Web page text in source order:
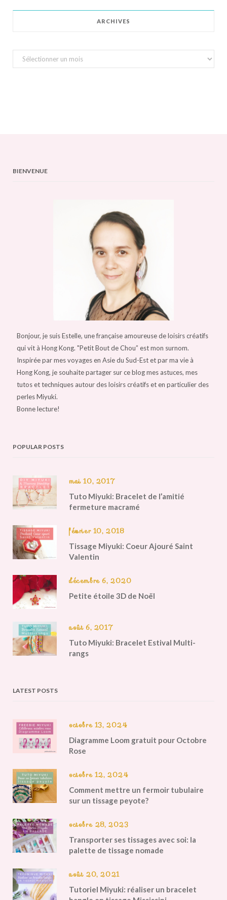
ARCHIVES
Archives
BIENVENUE
Bonjour, je suis Estelle, une française amoureuse de loisirs créatifs
qui vit à Hong Kong. "Petit Bout de Chou” est mon surnom.
Inspirée par mes voyages en Asie du Sud-Est et par ma vie à
Hong Kong, je souhaite partager sur ce blog mes astuces, mes
tutos et techniques autour des loisirs créatifs et en particulier des
perles Miyuki.
Bonne lecture!
POPULAR POSTS
mai 10, 2017
Tuto Miyuki: Bracelet de l’amitié
fermeture macramé
février 10, 2018
Tissage Miyuki: Coeur Ajouré Saint
Valentin
décembre 6, 2020
Petite étoile 3D de Noël
août 6, 2017
Tuto Miyuki: Bracelet Estival Multi-
rangs
LATEST POSTS
octobre 13, 2024
Diagramme Loom gratuit pour Octobre
Rose
octobre 12, 2024
Comment mettre un fermoir tubulaire
sur un tissage peyote?
octobre 28, 2023
Transporter ses tissages avec soi: la
palette de tissage nomade
août 20, 2021
Tutoriel Miyuki: réaliser un bracelet